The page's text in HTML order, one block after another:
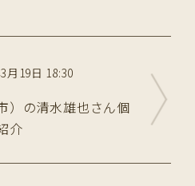
月19日 18:30
）の清水雄也さん個
介